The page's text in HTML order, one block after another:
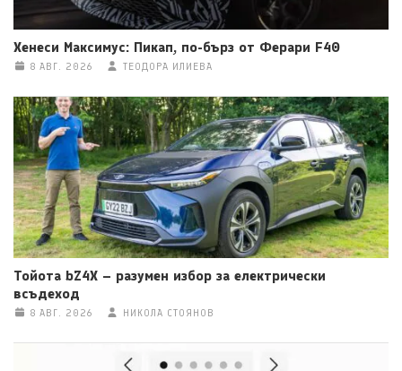
Хенеси Максимус: Пикап, по-бърз от Ферари F40
8 АВГ. 2026 ТЕОДОРА ИЛИЕВА
Тойота bZ4X – разумен избор за електрически
всъдеход
8 АВГ. 2026 НИКОЛА СТОЯНОВ